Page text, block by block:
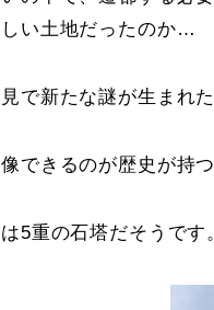
い土地だったのか…
で新たな謎が生まれ
できるのが歴史が持
5重の石塔だそうです